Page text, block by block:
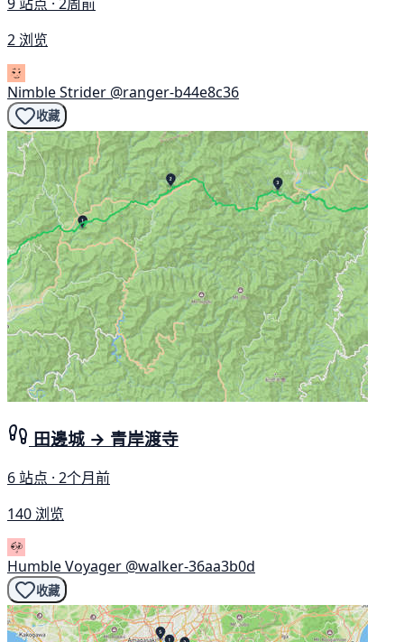
2 浏览
Nimble Strider @ranger-b44e8c36
收藏
田邊城 → 青岸渡寺
6 站点 · 2个月前
140 浏览
Humble Voyager @walker-36aa3b0d
收藏